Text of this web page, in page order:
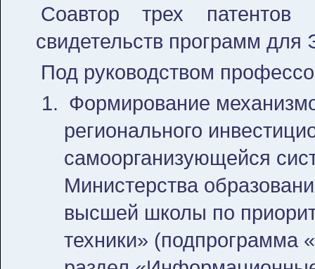
Соавтор трех
свидетельств программ
Под руководством
Формирование
регионального
самоорганизующейся
Министерства
высшей школы по
техники» (подпрограмма